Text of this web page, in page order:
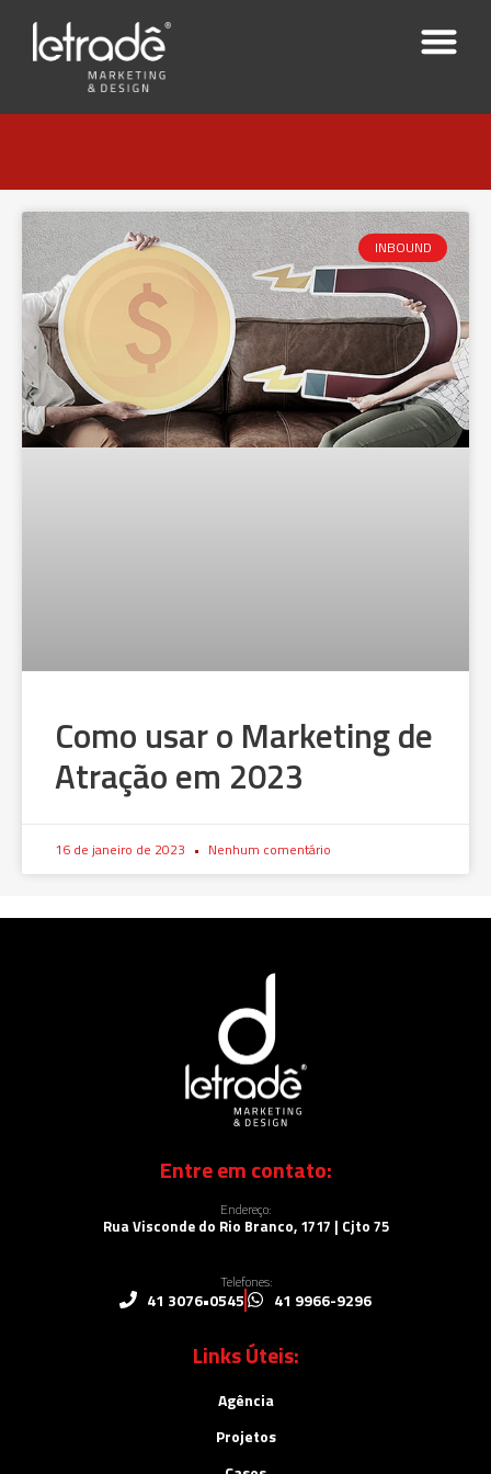
INBOUND
Como usar o Marketing de
Atração em 2023
16 de janeiro de 2023 Nenhum comentário
Entre em contato:
Endereço:
Rua Visconde do Rio Branco, 1717 | Cjto 75
Telefones:
41 3076•0545 41 9966-9296
Links Úteis:
Agência
Projetos